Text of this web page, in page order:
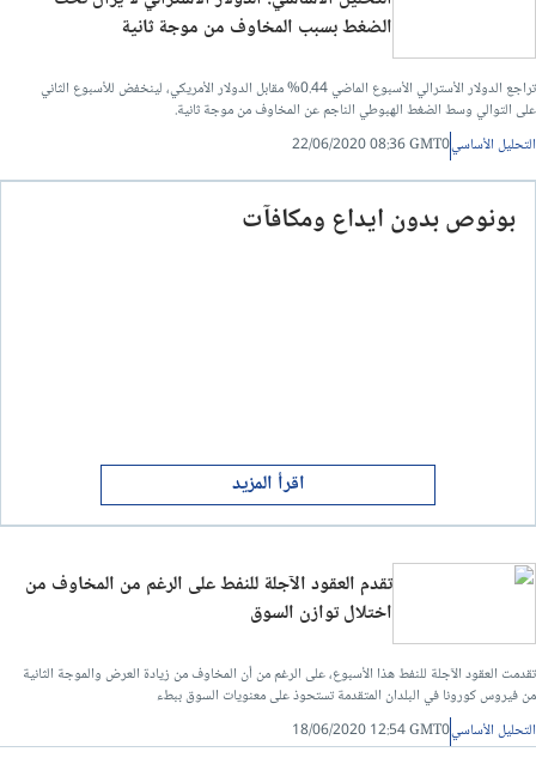
الضغط بسبب المخاوف من موجة ثانية
تراجع الدولار الأسترالي الأسبوع الماضي 0.44% مقابل الدولار الأمريكي، لينخفض ​​للأسبوع الثاني
على التوالي وسط الضغط الهبوطي الناجم عن المخاوف من موجة ثانية.
التحليل الأساسي22/06/2020 08:36 GMT0
بونوص بدون ايداع ومكافآت
اقرأ المزيد
تقدم العقود الآجلة للنفط على الرغم من المخاوف من
اختلال توازن السوق
تقدمت العقود الآجلة للنفط هذا الأسبوع، على الرغم من أن المخاوف من زيادة العرض والموجة الثانية
من فيروس كورونا في البلدان المتقدمة تستحوذ على معنويات السوق ببطء
التحليل الأساسي18/06/2020 12:54 GMT0